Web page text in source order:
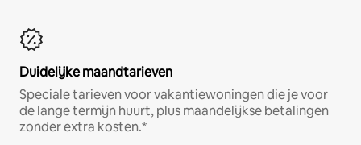
Duidelijke maandtarieven
Speciale tarieven voor vakantiewoningen die je voor
de lange termijn huurt, plus maandelijkse betalingen
zonder extra kosten.*